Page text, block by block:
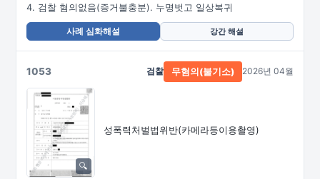
검찰 혐의없음(증거불충분). 누명벗고 일상복귀
사례 심화해설 강간 해설
1053
성폭력처벌법위반(카메라등이용촬영)
검찰 무혐의(불기소) 2026년 04월